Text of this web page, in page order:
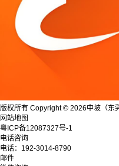
版权所有 Copyright © 2026中坡（东
网站地图
粤ICP备12087327号-1
电话咨询
电话： 192-3014-8790
邮件